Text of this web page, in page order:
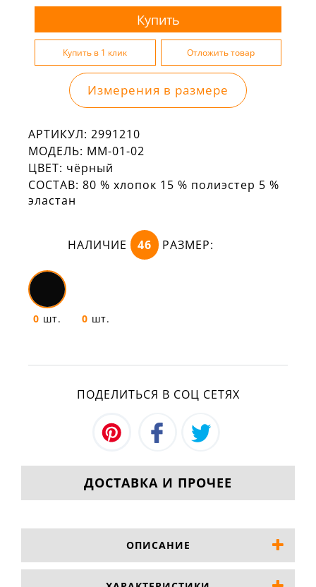
Измерения в размере
АРТИКУЛ: 2991210
МОДЕЛЬ: ММ-01-02
ЦВЕТ: чёрный
СОСТАВ: 80 % хлопок 15 % полиэстер 5 %
эластан
НАЛИЧИЕ 46 РАЗМЕР:
0 шт. 0 шт.
ПОДЕЛИТЬСЯ В СОЦ СЕТЯХ
ДОСТАВКА И ПРОЧЕЕ
ОПИСАНИЕ